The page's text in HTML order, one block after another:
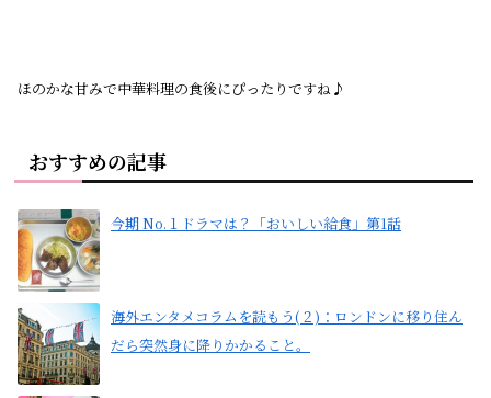
ほのかな甘みで中華料理の食後にぴったりですね♪
おすすめの記事
今期 No.１ドラマは？「おいしい給食」第1話
海外エンタメコラムを読もう(２)：ロンドンに移り住ん
だら突然身に降りかかること。